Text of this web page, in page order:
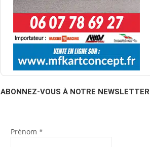
ABONNEZ-VOUS À NOTRE NEWSLETTER
Prénom *